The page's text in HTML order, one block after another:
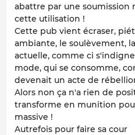
abattre par une soumission
cette utilisation !
Cette pub vient écraser,
ambiante, le soulèvement,
actuelle, comme ci
mode, qui se consomme,
devenait un acte de
Alors non ça n'a rien de
transforme en munition
massive !
Autrefois pour faire sa cour